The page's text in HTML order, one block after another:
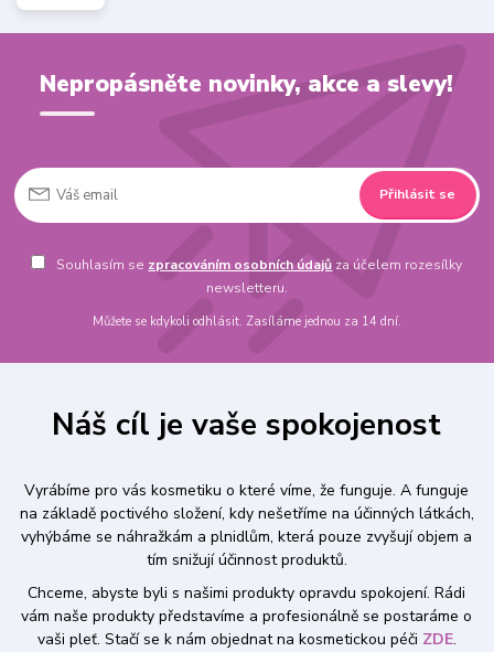
Nepropásněte novinky, akce a slevy!
Přihlásit se
Souhlasím se zpracováním osobních údajů za účelem rozesílky
newsletteru.
Můžete se kdykoli odhlásit. Zasíláme jednou za 14 dní.
Náš cíl je vaše spokojenost
Vyrábíme pro vás kosmetiku o které víme, že funguje. A funguje
na základě poctivého složení, kdy nešetříme na účinných látkách,
vyhýbáme se náhražkám a plnidlům, která pouze zvyšují objem a
tím snižují účinnost produktů.
Chceme, abyste byli s našimi produkty opravdu spokojení. Rádi
vám naše produkty představíme a profesionálně se postaráme o
vaši pleť. Stačí se k nám objednat na kosmetickou péči ZDE.